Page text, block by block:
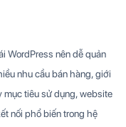
WordPress nên dễ quản
nhu cầu bán hàng, giới
mục tiêu sử dụng, website
nối phổ biến trong hệ